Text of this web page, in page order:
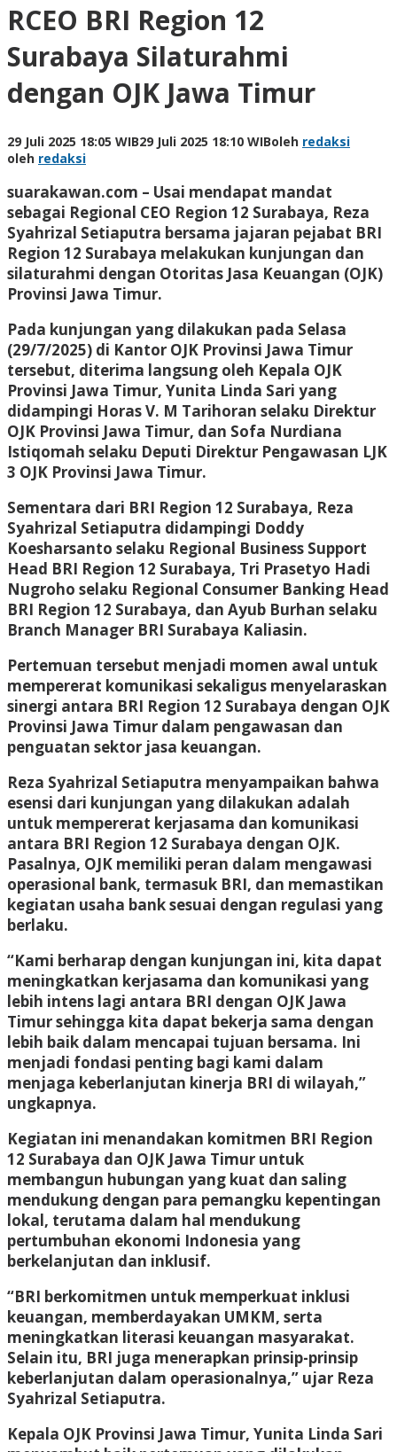
RCEO BRI Region 12
Surabaya Silaturahmi
dengan OJK Jawa Timur
29 Juli 2025 18:05 WIB29 Juli 2025 18:10 WIBoleh redaksi
oleh redaksi
suarakawan.com – Usai mendapat mandat
sebagai Regional CEO Region 12 Surabaya, Reza
Syahrizal Setiaputra bersama jajaran pejabat BRI
Region 12 Surabaya melakukan kunjungan dan
silaturahmi dengan Otoritas Jasa Keuangan (OJK)
Provinsi Jawa Timur.
Pada kunjungan yang dilakukan pada Selasa
(29/7/2025) di Kantor OJK Provinsi Jawa Timur
tersebut, diterima langsung oleh Kepala OJK
Provinsi Jawa Timur, Yunita Linda Sari yang
didampingi Horas V. M Tarihoran selaku Direktur
OJK Provinsi Jawa Timur, dan Sofa Nurdiana
Istiqomah selaku Deputi Direktur Pengawasan LJK
3 OJK Provinsi Jawa Timur.
Sementara dari BRI Region 12 Surabaya, Reza
Syahrizal Setiaputra didampingi Doddy
Koesharsanto selaku Regional Business Support
Head BRI Region 12 Surabaya, Tri Prasetyo Hadi
Nugroho selaku Regional Consumer Banking Head
BRI Region 12 Surabaya, dan Ayub Burhan selaku
Branch Manager BRI Surabaya Kaliasin.
Pertemuan tersebut menjadi momen awal untuk
mempererat komunikasi sekaligus menyelaraskan
sinergi antara BRI Region 12 Surabaya dengan OJK
Provinsi Jawa Timur dalam pengawasan dan
penguatan sektor jasa keuangan.
Reza Syahrizal Setiaputra menyampaikan bahwa
esensi dari kunjungan yang dilakukan adalah
untuk mempererat kerjasama dan komunikasi
antara BRI Region 12 Surabaya dengan OJK.
Pasalnya, OJK memiliki peran dalam mengawasi
operasional bank, termasuk BRI, dan memastikan
kegiatan usaha bank sesuai dengan regulasi yang
berlaku.
“Kami berharap dengan kunjungan ini, kita dapat
meningkatkan kerjasama dan komunikasi yang
lebih intens lagi antara BRI dengan OJK Jawa
Timur sehingga kita dapat bekerja sama dengan
lebih baik dalam mencapai tujuan bersama. Ini
menjadi fondasi penting bagi kami dalam
menjaga keberlanjutan kinerja BRI di wilayah,”
ungkapnya.
Kegiatan ini menandakan komitmen BRI Region
12 Surabaya dan OJK Jawa Timur untuk
membangun hubungan yang kuat dan saling
mendukung dengan para pemangku kepentingan
lokal, terutama dalam hal mendukung
pertumbuhan ekonomi Indonesia yang
berkelanjutan dan inklusif.
“BRI berkomitmen untuk memperkuat inklusi
keuangan, memberdayakan UMKM, serta
meningkatkan literasi keuangan masyarakat.
Selain itu, BRI juga menerapkan prinsip-prinsip
keberlanjutan dalam operasionalnya,” ujar Reza
Syahrizal Setiaputra.
Kepala OJK Provinsi Jawa Timur, Yunita Linda Sari